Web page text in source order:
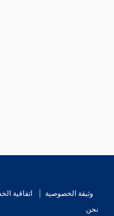
وثيقة الخصوصية اتفاقية
نحن